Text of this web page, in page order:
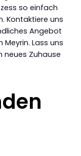
so einfach
Kontaktiere uns
Angebot
Lass uns
neues Zuhause